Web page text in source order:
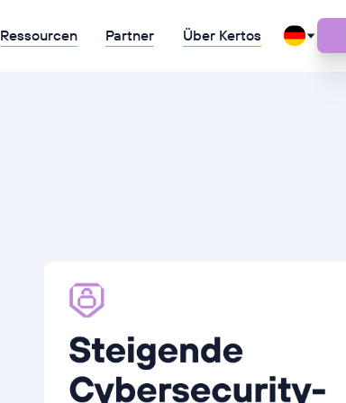
Ressourcen Partner Über Kertos